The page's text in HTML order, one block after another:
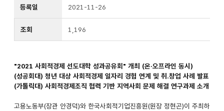
등록일 2021-11-26
조회 1,196
"2021 사회적경제 선도대학 성과공유회" 개최 (온·오프라인 동시)
(성공회대) 청년 대상 사회적경제 일자리 경험 연계 및 취.창업 사례 발표
(가톨릭대) 사회적경제조직 협력 기반 지역사회 문제 해결 연구과제 소개
고용노동부(장관 안경덕)와 한국사회적기업진흥원(원장 정현곤)이 주최하